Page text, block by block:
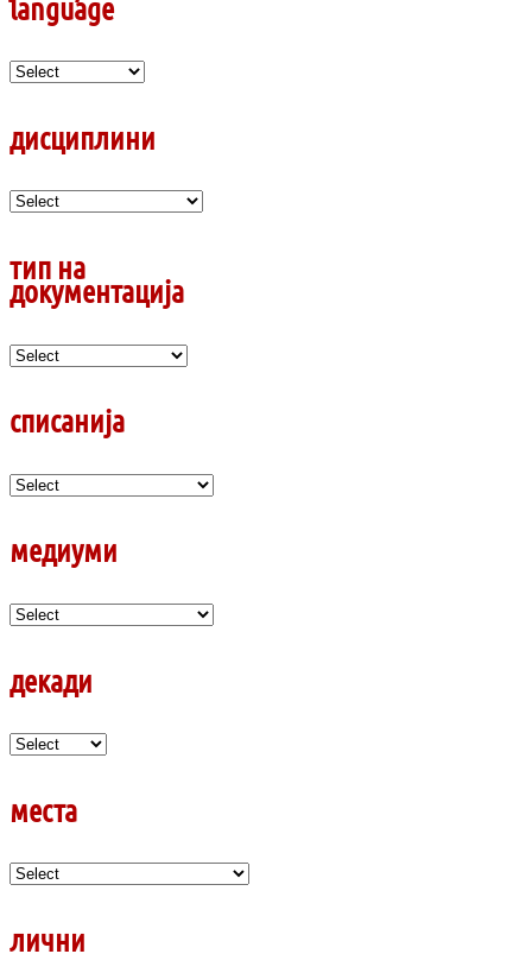
language
дисциплини
тип на
документација
списанија
медиуми
декади
места
лични